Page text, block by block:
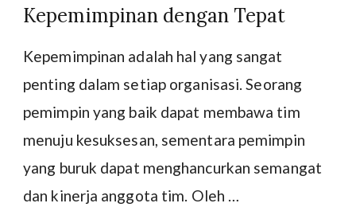
Kepemimpinan dengan Tepat
Kepemimpinan adalah hal yang sangat
penting dalam setiap organisasi. Seorang
pemimpin yang baik dapat membawa tim
menuju kesuksesan, sementara pemimpin
yang buruk dapat menghancurkan semangat
dan kinerja anggota tim. Oleh …